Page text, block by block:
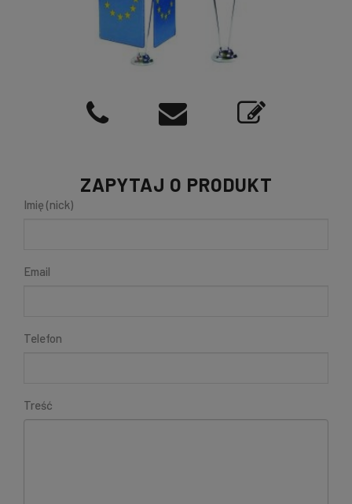
ZAPYTAJ O PRODUKT
Imię (nick)
Email
Telefon
Treść